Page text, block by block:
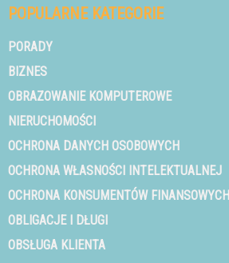
POPULARNE KATEGORIE
PORADY
BIZNES
OBRAZOWANIE KOMPUTEROWE
NIERUCHOMOŚCI
OCHRONA DANYCH OSOBOWYCH
OCHRONA WŁASNOŚCI INTELEKTUALNEJ
OCHRONA KONSUMENTÓW FINANSOWYCH
OBLIGACJE I DŁUGI
OBSŁUGA KLIENTA